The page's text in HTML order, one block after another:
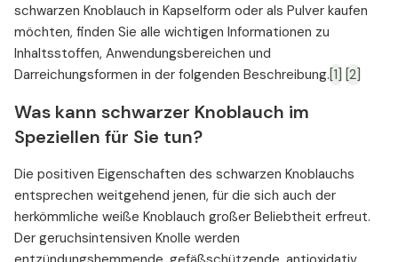
schwarzen Knoblauch in Kapselform oder als Pulver kaufen
möchten, finden Sie alle wichtigen Informationen zu
Inhaltsstoffen, Anwendungsbereichen und
Darreichungsformen in der folgenden Beschreibung. [1] [2]
Was kann schwarzer Knoblauch im
Speziellen für Sie tun?
Die positiven Eigenschaften des schwarzen Knoblauchs
entsprechen weitgehend jenen, für die sich auch der
herkömmliche weiße Knoblauch großer Beliebtheit erfreut.
Der geruchsintensiven Knolle werden